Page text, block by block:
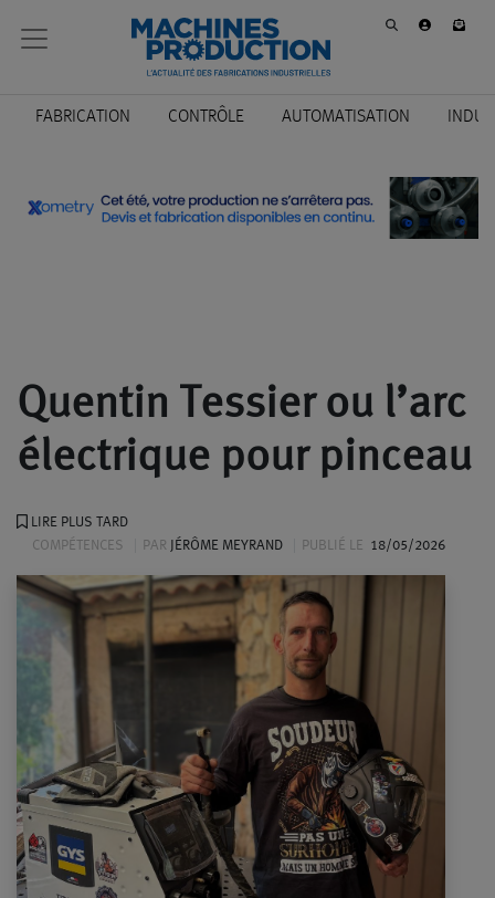
FABRICATION CONTRÔLE AUTOMATISATION
Quentin Tessier ou l’arc
électrique pour pinceau
LIRE PLUS TARD
COMPÉTENCES
PAR JÉRÔME MEYRAND PUBLIÉ LE 18/05/2026